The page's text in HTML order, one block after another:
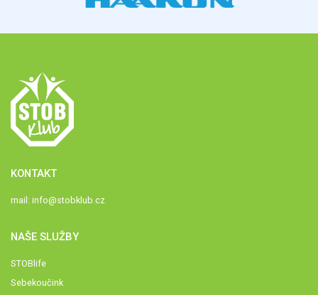
KONTAKT
mail: info@stobklub.cz
NAŠE SLUŽBY
STOBlife
Sebekoučink